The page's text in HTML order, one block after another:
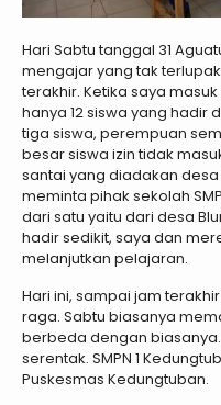
Hari Sabtu tanggal 31
mengajar yang tak
terakhir. Ketika saya
hanya 12 siswa yang hadir
tiga siswa, perempuan
besar siswa izin tidak
santai yang diadakan desa
meminta pihak sekolah
dari satu yaitu dari desa
hadir sedikit, saya dan
melanjutkan pelajaran.
Hari ini, sampai jam
raga. Sabtu biasanya
berbeda dengan
serentak. SMPN 1
Puskesmas Kedungtuban.